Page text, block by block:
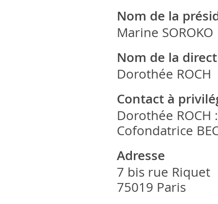
Nom de la
Marine SOROKO
Nom de la
Dorothée ROCH
Contact à
Dorothée
Cofondatrice
Adresse
7 bis rue Riquet
75019 Paris